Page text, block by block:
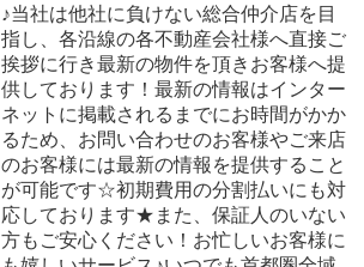
♪当社は他社に負けない総合仲介店を目
指し、各沿線の各不動産会社様へ直接ご
挨拶に行き最新の物件を頂きお客様へ提
供しております！最新の情報はインター
ネットに掲載されるまでにお時間がかか
るため、お問い合わせのお客様やご来店
のお客様には最新の情報を提供すること
が可能です☆初期費用の分割払いにも対
応しております★また、保証人のいない
方もご安心ください！お忙しいお客様に